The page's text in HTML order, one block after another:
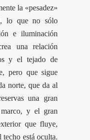
la «pesadez»
lo que no sólo
e iluminación
una relación
y el tejado de
pero que sigue
norte, que da al
una gran
y el gran
que fluye,
está oculta.